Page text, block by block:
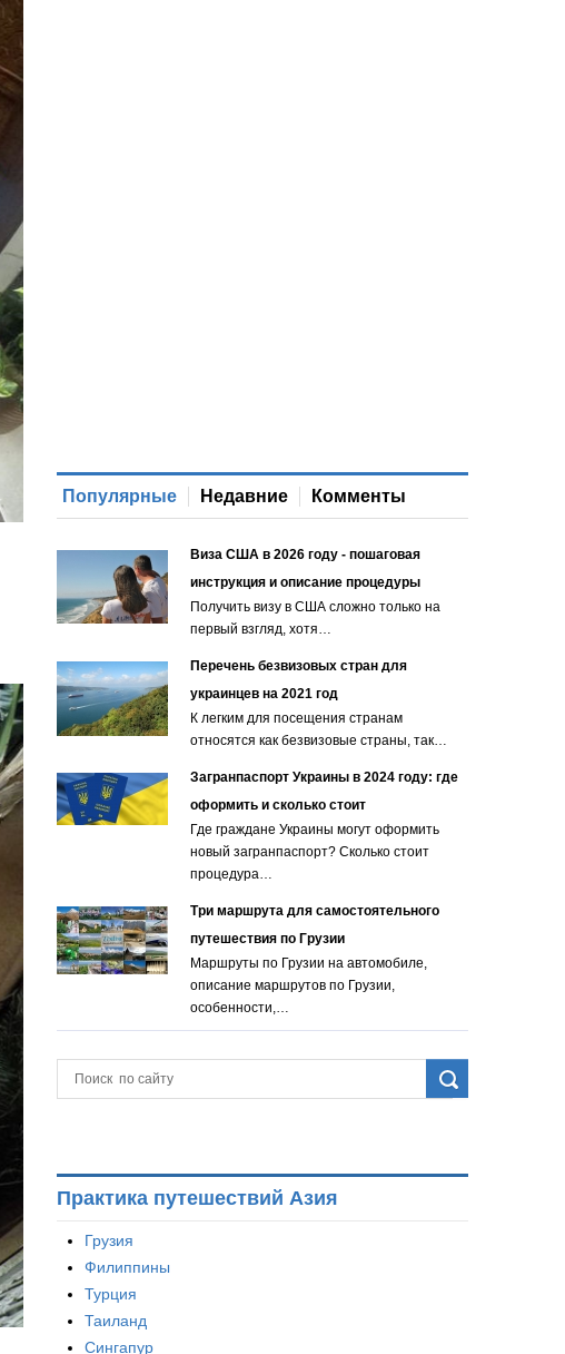
Популярные Недавние Комменты
Виза США в 2026 году - пошаговая
инструкция и описание процедуры
Получить визу в США сложно только на
первый взгляд, хотя…
Перечень безвизовых стран для
украинцев на 2021 год
К легким для посещения странам
относятся как безвизовые страны, так…
Загранпаспорт Украины в 2024 году: где
оформить и сколько стоит
Где граждане Украины могут оформить
новый загранпаспорт? Сколько стоит
процедура…
Три маршрута для самостоятельного
путешествия по Грузии
Маршруты по Грузии на автомобиле,
описание маршрутов по Грузии,
особенности,…
Практика путешествий Азия
Грузия
Филиппины
Турция
Таиланд
Сингапур